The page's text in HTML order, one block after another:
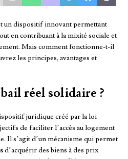
un dispositif innovant permettant
en contribuant à la mixité sociale et
Mais comment fonctionne-t-il
les principes, avantages et
réel solidaire ?
juridique créé par la loi
de faciliter l’accès au logement
Il s’agit d’un mécanisme qui permet
d’acquérir des biens à des prix